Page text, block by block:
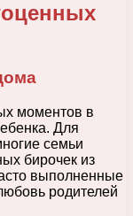
моментов в
Для
семьи
бирочек из
выполненные
родителей